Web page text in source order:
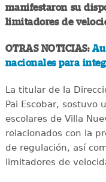
manifestaron su
limitadores de
OTRAS NOTICIAS:
nacionales para
La titular de la
Pai Escobar, sostuvo
escolares de Villa
relacionados con la
de regulación, así
limitadores de